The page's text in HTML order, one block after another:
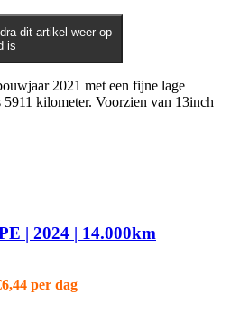
dit artikel weer op
is
2021 met een fijne lage
5911 kilometer. Voorzien van 13inch
| 2024 | 14.000km
6,44 per dag